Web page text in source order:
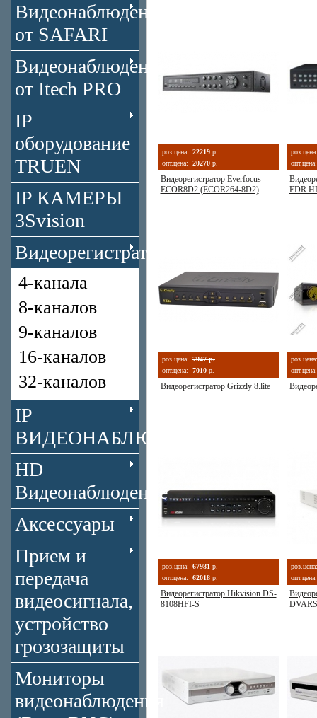
Видеонаблюдение
от SAFARI
Видеонаблюдение
от Itech PRO
IP
оборудование
TRUEN
IP КАМЕРЫ
3Svision
Видеорегистраторы
4-канала
8-каналов
9-каналов
16-каналов
32-каналов
IP
ВИДЕОНАБЛЮДЕНИЕ
HD
Видеонаблюдение
Аксессуары
Прием и
передача
видеосигнала,
устройство
грозозащиты
Мониторы
видеонаблюдения
роз.цена: 22219 р.
опт.цена:
20270 р.
Видеорегистратор Everfocus
ECOR8D2 (ECOR264-8D2)
роз.цена:
опт.цена:
EDR
роз.цена: 7947 р.
опт.цена:
7010 р.
Видеорегистратор Grizzly 8.lite
роз.цена:
опт.цена:
роз.цена: 67981 р.
опт.цена:
62018 р.
Видеорегистратор Hikvision DS-
8108HFI-S
роз.цена:
опт.цена: